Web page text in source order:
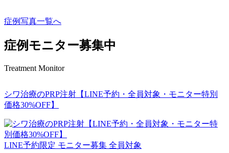
症例写真一覧へ
症例モニター募集中
Treatment Monitor
シワ治療のPRP注射【LINE予約・全員対象・モニター特別
価格30%OFF】
LINE予約限定 モニター募集 全員対象